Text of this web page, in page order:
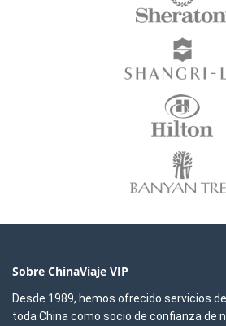
Sobre ChinaViaje VIP
Desde 1989, hemos ofrecido servicios
toda China como socio de confianza de